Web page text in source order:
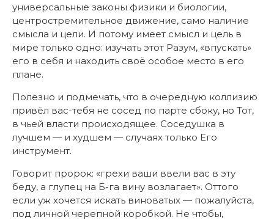
универсальные законы физики и биологии,
центростремительное движение, само наличие
смысла и цели. И потому имеет смысл и цель в
мире только одно: изучать этот Разум, «впускать»
его в себя и находить своё особое место в его
плане.
Полезно и подмечать, что в очередную коллизию
привёл вас-тебя не сосед по парте сбоку, но Тот,
в чьей власти происходящее. Соседушка в
лучшем — и худшем — случаях только Его
инструмент.
Говорит пророк: «грехи ваши ввели вас в эту
беду, а глупец на Б-га вину возлагает». Оттого
если уж хочется искать виноватых — пожалуйста,
под личной черепной коробкой. Не чтобы,